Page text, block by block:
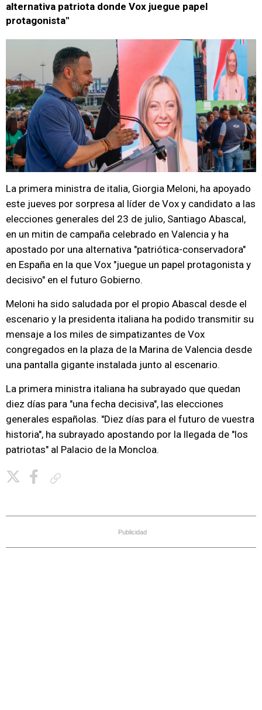
alternativa patriota donde Vox juegue papel
protagonista"
La primera ministra de italia, Giorgia Meloni, ha apoyado
este jueves por sorpresa al líder de Vox y candidato a las
elecciones generales del 23 de julio, Santiago Abascal,
en un mitin de campaña celebrado en Valencia y ha
apostado por una alternativa "patriótica-conservadora"
en España en la que Vox "juegue un papel protagonista y
decisivo" en el futuro Gobierno.
Meloni ha sido saludada por el propio Abascal desde el
escenario y la presidenta italiana ha podido transmitir su
mensaje a los miles de simpatizantes de Vox
congregados en la plaza de la Marina de Valencia desde
una pantalla gigante instalada junto al escenario.
La primera ministra italiana ha subrayado que quedan
diez días para "una fecha decisiva", las elecciones
generales españolas. "Diez días para el futuro de vuestra
historia", ha subrayado apostando por la llegada de "los
patriotas" al Palacio de la Moncloa.
Publicidad